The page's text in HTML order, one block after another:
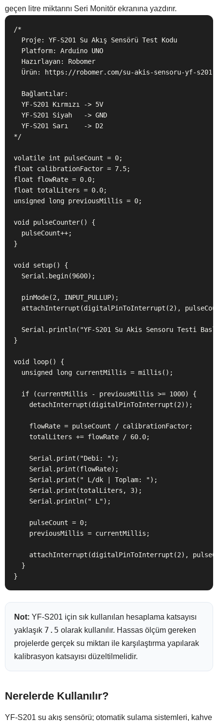
geçen litre miktarını Seri Monitör ekranına yazdırır.
/*
  Proje: YF-S201 Su Akış Sensörü Test Kodu
  Platform: Arduino UNO
  Hazırlayan: Robomer
  Ürün: https://robomer.com/su-akis-sensoru-yf-s201
  Bağlantılar:
  YF-S201 Kırmızı -> 5V
  YF-S201 Siyah   -> GND
  YF-S201 Sarı    -> D2
*/
volatile int pulseCount = 0;
float calibrationFactor = 7.5;
float flowRate = 0.0;
float totalLiters = 0.0;
unsigned long previousMillis = 0;
void pulseCounter() {
  pulseCount++;
}
void setup() {
  Serial.begin(9600);
  pinMode(2, INPUT_PULLUP);
attachInterrupt(digitalPinToInterrupt(2),
Serial.println("YF-S201 Su Akis Sensoru Testi
}
void loop() {
  unsigned long currentMillis = millis();
  if (currentMillis - previousMillis >= 1000) {
    detachInterrupt(digitalPinToInterrupt(2));
    flowRate = pulseCount / calibrationFactor;
    totalLiters += flowRate / 60.0;
    Serial.print("Debi: ");
    Serial.print(flowRate);
    Serial.print(" L/dk | Toplam: ");
    Serial.print(totalLiters, 3);
    Serial.println(" L");
    pulseCount = 0;
    previousMillis = currentMillis;
attachInterrupt(digitalPinToInterrupt(2),
  }
}
Not: YF-S201 için sık kullanılan hesaplama katsayısı
yaklaşık 7.5 olarak kullanılır. Hassas ölçüm gereken
projelerde gerçek su miktarı ile karşılaştırma yapılarak
kalibrasyon katsayısı düzeltilmelidir.
Nerelerde Kullanılır?
YF-S201 su akış sensörü; otomatik sulama sistemleri, kahve